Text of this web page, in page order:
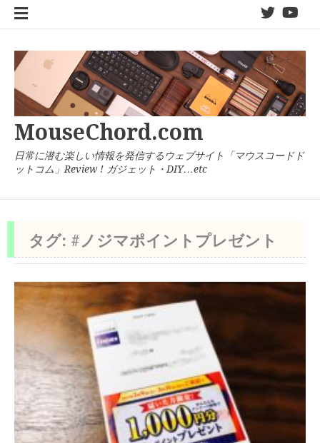
twitter
MouseChord.com
日常に潜む楽しい情報を発信するウェブサイト「マウスコードド
ットコム」Review ! ガジェット・DIY…etc
タグ: #ノジマポイントプレゼント